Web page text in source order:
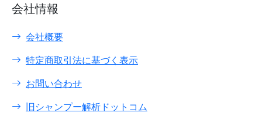
会社情報
会社概要
特定商取引法に基づく表示
お問い合わせ
旧シャンプー解析ドットコム